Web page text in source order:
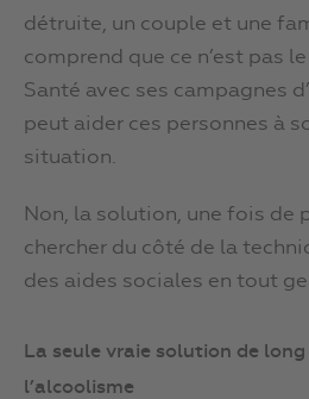
détruite, un couple et une
comprend que ce n’est pas
Santé avec ses campagnes
peut aider ces personnes à
situation.
Non, la solution, une fois de
chercher du côté de la
des aides sociales en tout
La seule vraie solution de
l’alcoolisme